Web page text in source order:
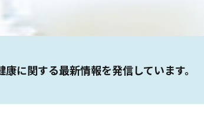
に関する最新情報を発信しています。